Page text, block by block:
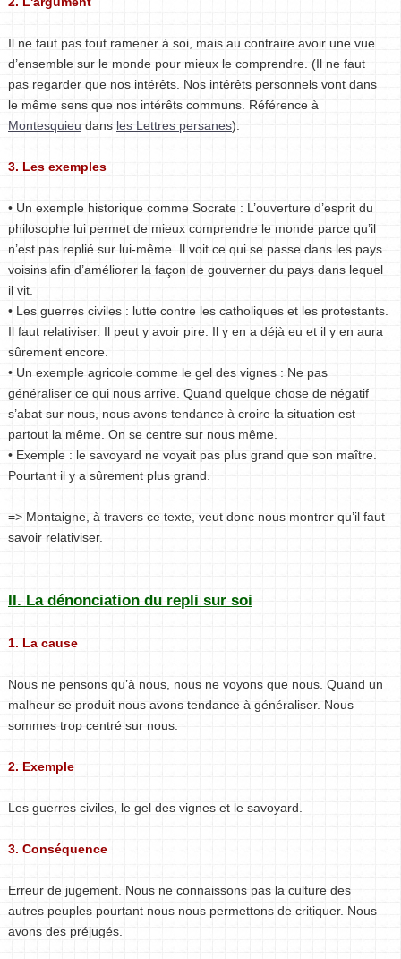
Il ne faut pas tout ramener à soi, mais au contraire avoir une vue
d’ensemble sur le monde pour mieux le comprendre. (Il ne faut
pas regarder que nos intérêts. Nos intérêts personnels vont dans
le même sens que nos intérêts communs. Référence à
Montesquieu dans les Lettres persanes).
3. Les exemples
• Un exemple historique comme Socrate : L’ouverture d’esprit du
philosophe lui permet de mieux comprendre le monde parce qu’il
n’est pas replié sur lui-même. Il voit ce qui se passe dans les pays
voisins afin d’améliorer la façon de gouverner du pays dans lequel
il vit.
• Les guerres civiles : lutte contre les catholiques et les protestants.
Il faut relativiser. Il peut y avoir pire. Il y en a déjà eu et il y en aura
sûrement encore.
• Un exemple agricole comme le gel des vignes : Ne pas
généraliser ce qui nous arrive. Quand quelque chose de négatif
s’abat sur nous, nous avons tendance à croire la situation est
partout la même. On se centre sur nous même.
• Exemple : le savoyard ne voyait pas plus grand que son maître.
Pourtant il y a sûrement plus grand.
=> Montaigne, à travers ce texte, veut donc nous montrer qu’il faut
savoir relativiser.
II. La dénonciation du repli sur soi
1. La cause
Nous ne pensons qu’à nous, nous ne voyons que nous. Quand un
malheur se produit nous avons tendance à généraliser. Nous
sommes trop centré sur nous.
2. Exemple
Les guerres civiles, le gel des vignes et le savoyard.
3. Conséquence
Erreur de jugement. Nous ne connaissons pas la culture des
autres peuples pourtant nous nous permettons de critiquer. Nous
avons des préjugés.